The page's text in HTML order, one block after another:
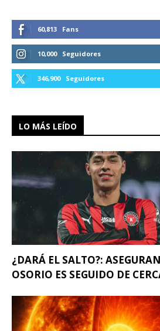
60,813 Fans
10,000 Seguidores
346,900 Seguidores
LO MÁS LEÍDO
¿DARÁ EL SALTO?:
OSORIO ES SEGUIDO DE